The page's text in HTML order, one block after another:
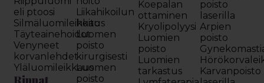
eli ptoosi
Silmäluomileikkaus
Täyteainehoidot
Venyneet
korvanlehdet
Yläluomileikkaus
Rinnat
Liikahikoilun
hoito
Luomen
poisto
kirurgisesti
Luomen
poisto
Koepalan
ottaminen
Kryolipolyysi
Luomien
poisto
Luomien
tarkastus
poisto
laserilla
Arpien
poisto
Karvanpoisto